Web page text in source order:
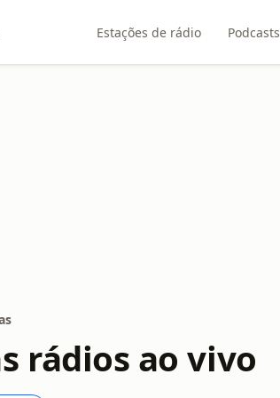
Estações de rádio Podcasts
rádios ao vivo